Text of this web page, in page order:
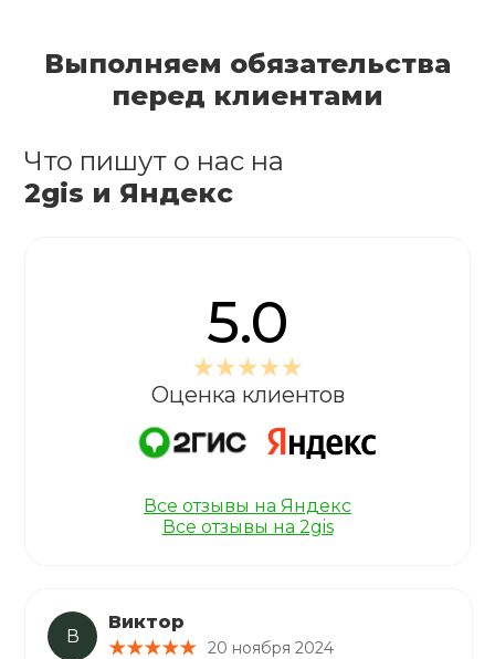
Выполняем обязательства
перед клиентами
В
Виктор
20 ноября 2024
Что пишут о нас на
2gis и Яндекс
5.0
Оценка клиентов
Все отзывы на Яндекс
Все отзывы на 2gis